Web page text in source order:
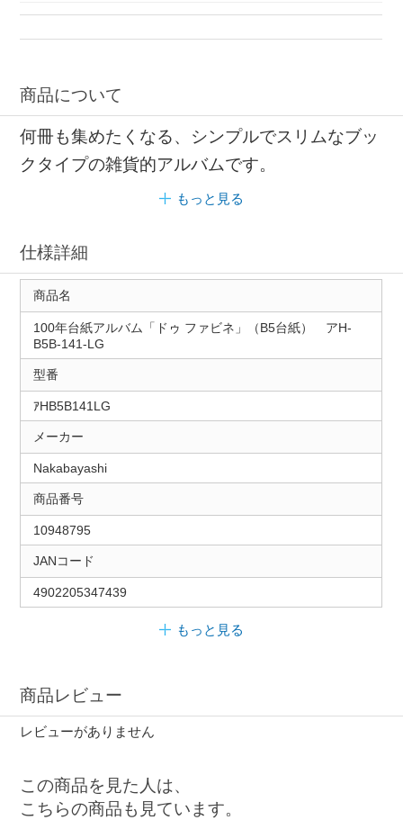
商品について
何冊も集めたくなる、シンプルでスリムなブッ
クタイプの雑貨的アルバムです。
もっと見る
仕様詳細
商品名
100年台紙アルバム「ドゥ ファビネ」（B5台紙） アH-
B5B-141-LG
型番
ｱHB5B141LG
メーカー
Nakabayashi
商品番号
10948795
JANコード
4902205347439
もっと見る
商品レビュー
レビューがありません
この商品を見た人は、
こちらの商品も見ています。